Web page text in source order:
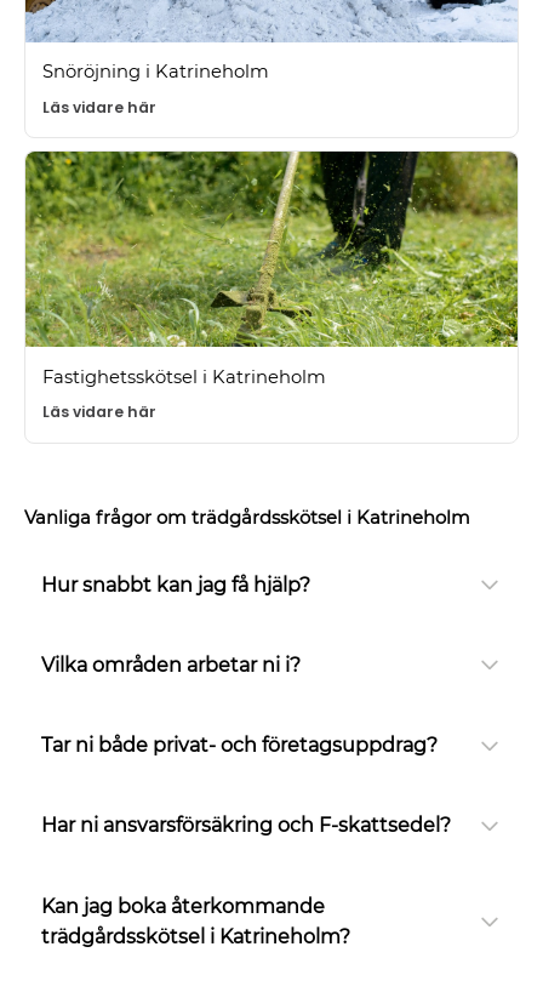
Snöröjning i Katrineholm
Läs vidare här
Fastighetsskötsel i Katrineholm
Läs vidare här
Vanliga frågor om trädgårdsskötsel i Katrineholm
Hur snabbt kan jag få hjälp?
Vilka områden arbetar ni i?
Tar ni både privat- och företagsuppdrag?
Har ni ansvarsförsäkring och F-skattsedel?
Kan jag boka återkommande
trädgårdsskötsel i Katrineholm?